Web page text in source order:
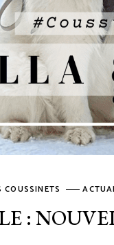
COUSSINETS
: